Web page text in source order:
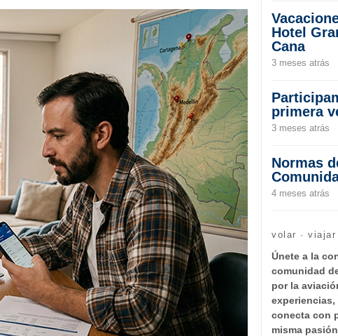
Hotel
Cana
3 meses atrás
primera
3 meses atrás
Normas
4 meses atrás
volar ·
Únete a la
comunidad
por la
conecta con
misma